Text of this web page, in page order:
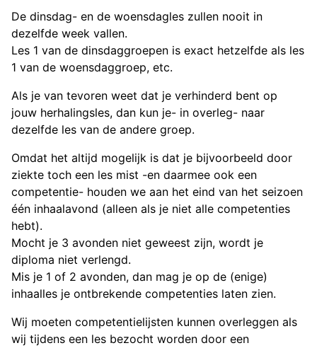
De dinsdag- en de woensdagles zullen nooit in
dezelfde week vallen.
Les 1 van de dinsdaggroepen is exact hetzelfde als les
1 van de woensdaggroep, etc.
Als je van tevoren weet dat je verhinderd bent op
jouw herhalingsles, dan kun je- in overleg- naar
dezelfde les van de andere groep.
Omdat het altijd mogelijk is dat je bijvoorbeeld door
ziekte toch een les mist -en daarmee ook een
competentie- houden we aan het eind van het seizoen
één inhaalavond (alleen als je niet alle competenties
hebt).
Mocht je 3 avonden niet geweest zijn, wordt je
diploma niet verlengd.
Mis je 1 of 2 avonden, dan mag je op de (enige)
inhaalles je ontbrekende competenties laten zien.
Wij moeten competentielijsten kunnen overleggen als
wij tijdens een les bezocht worden door een